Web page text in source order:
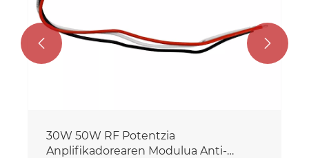
50W Seinalearen Potentzia
Anplifikadorearen Modulua
 